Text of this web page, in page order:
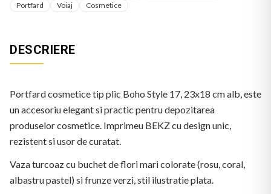
Portfard
Voiaj Cosmetice
DESCRIERE
Portfard cosmetice tip plic Boho Style 17, 23x18 cm alb, este
un accesoriu elegant si practic pentru depozitarea
produselor cosmetice. Imprimeu BEKZ cu design unic,
rezistent si usor de curatat.
Vaza turcoaz cu buchet de flori mari colorate (rosu, coral,
albastru pastel) si frunze verzi, stil ilustratie plata.